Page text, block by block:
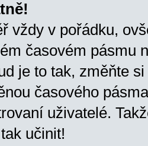
vždy v pořádku,
časovém pásmu
je to tak, změňte
časového
uživatelé.
učinit!